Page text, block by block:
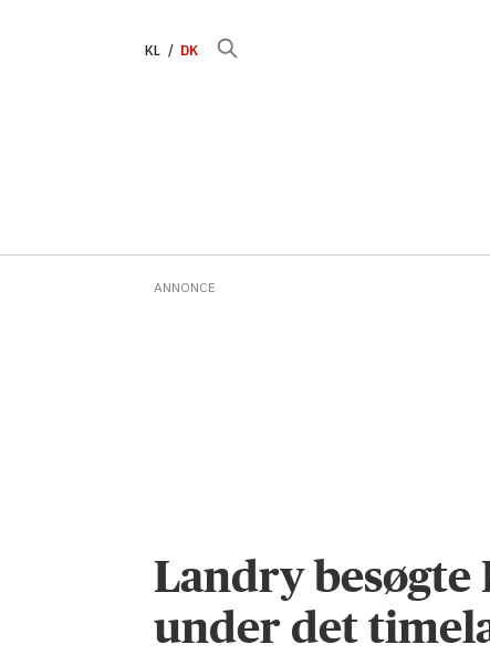
KL DK
ANNONCE
Landry besøgte
under det